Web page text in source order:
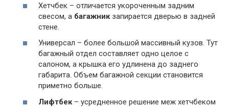
Хетчбек – отличается укороченным задним
свесом, а багажникзапирается дверью в задней
стене.
Универсал – более большой массивный кузов. Тут
багажный отдел составляет одно целое с
салоном, а крышка его удлинена до заднего
габарита. Объем багажной секции становится
приметно больше.
Лифтбек– усредненное решение меж хетчбеком